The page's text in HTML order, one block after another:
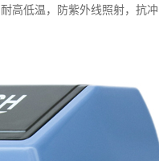
高低温，防紫外线照射，抗冲